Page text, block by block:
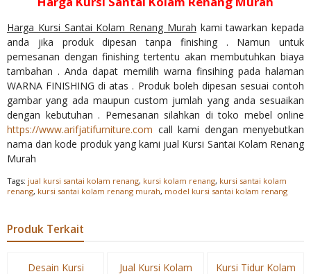
Harga Kursi Santai Kolam Renang Murah kami tawarkan kepada
anda jika produk dipesan tanpa finishing . Namun untuk
pemesanan dengan finishing tertentu akan membutuhkan biaya
tambahan . Anda dapat memilih warna finsihing pada halaman
WARNA FINISHING di atas . Produk boleh dipesan sesuai contoh
gambar yang ada maupun custom jumlah yang anda sesuaikan
dengan kebutuhan . Pemesanan silahkan di toko mebel online
https://www.arifjatifurniture.com call kami dengan menyebutkan
nama dan kode produk yang kami jual Kursi Santai Kolam Renang
Murah
Tags: jual kursi santai kolam renang, kursi kolam renang, kursi santai kolam
renang, kursi santai kolam renang murah, model kursi santai kolam renang
Produk Terkait
Desain Kursi
Jual Kursi Kolam
Kursi Tidur Kolam